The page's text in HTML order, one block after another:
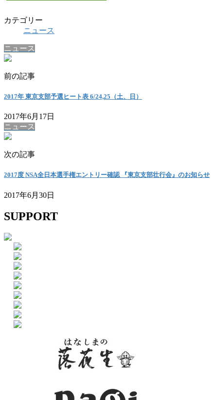
カテゴリー
ニュース
ニュース
前の記事
2017年 東京支部予選ヒート表 6/24,25（土、日）
2017年6月17日
ニュース
次の記事
2017度 NSA全日本選手権エントリー確認 『東京支部壮行会』のお知らせ
2017年6月30日
SUPPORT